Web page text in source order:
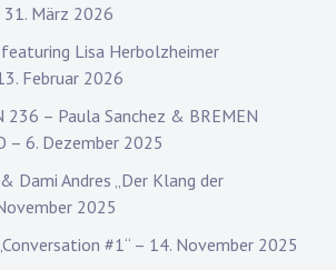
März 2026
Lisa Herbolzheimer
Februar 2026
236 – Paula Sanchez & BREMEN
– 6. Dezember 2025
Dami Andres „Der Klang der
2025
#1“ – 14. November 2025